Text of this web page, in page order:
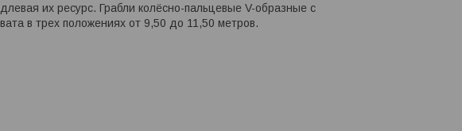
их ресурс. Грабли колёсно-пальцевые V-образные с
в трех положениях от 9,50 до 11,50 метров.